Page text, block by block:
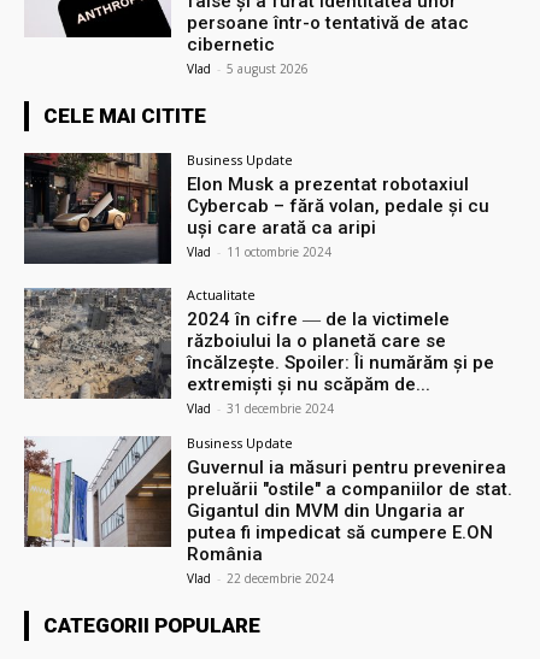
persoane într-o tentativă de atac
cibernetic
Vlad - 5 august 2026
CELE MAI CITITE
Business Update
Elon Musk a prezentat robotaxiul
Cyberсab – fără volan, pedale și cu
uși care arată ca aripi
Vlad - 11 octombrie 2024
Actualitate
2024 în cifre ― de la victimele
războiului la o planetă care se
încălzește. Spoiler: Îi numărăm și pe
extremiști și nu scăpăm de...
Vlad - 31 decembrie 2024
Business Update
Guvernul ia măsuri pentru prevenirea
preluării ″ostile″ a companiilor de stat.
Gigantul din MVM din Ungaria ar
putea fi impedicat să cumpere E.ON
România
Vlad - 22 decembrie 2024
CATEGORII POPULARE